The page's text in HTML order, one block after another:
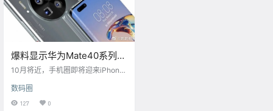
爆料显示华为Mate40系列10
月下旬全球发布！
10月将近，手机圈即将迎来iPhone
舰。目前来看，iPhone 12有望在10
月13日举办的苹果发布会上公布，1
数码圈
127 0